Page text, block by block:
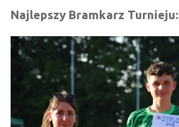
Najlepszy Bramkarz Turnieju: